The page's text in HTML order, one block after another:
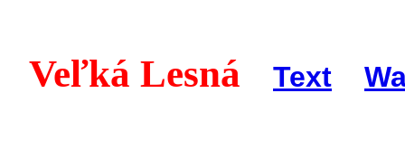
Veľká Lesná Text